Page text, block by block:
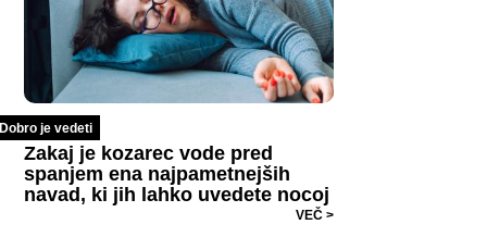
Dobro je vedeti
Zakaj je kozarec vode pred
spanjem ena najpametnejših
navad, ki jih lahko uvedete nocoj
VEČ >